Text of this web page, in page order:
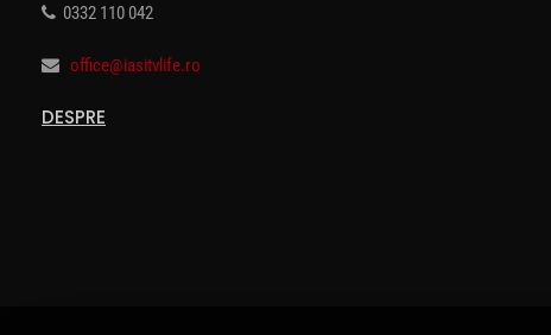
0332 110 042
office@iasitvlife.ro
DESPRE